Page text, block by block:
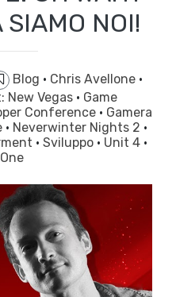
SIAMO NOI!
Blog · Chris Avellone ·
New Vegas · Game
Conference · Gamera
· Neverwinter Nights 2 ·
· Sviluppo · Unit 4 ·